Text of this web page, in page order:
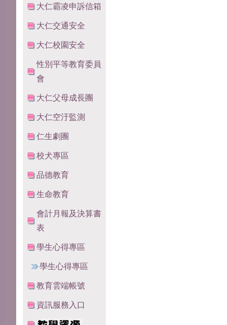
大仁霸凌申訴信箱
大仁交通安全
大仁校園安全
性別平等教育委員
會
大仁父母成長團
大仁空汙監測
仁生劇團
校犬專區
品德教育
生命教育
會計月報及決算書
表
學生心得專區
學生心得專區
教育雲端帳號
資訊服務入口